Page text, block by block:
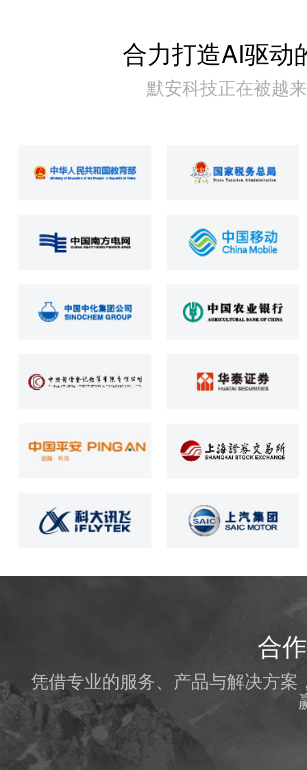
合力打造AI驱动
默安科技正在被越
合
凭借专业的服务、产品与解决方